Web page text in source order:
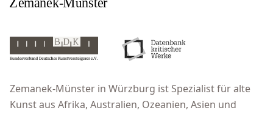
Zemanek-Münster in Würzburg ist Spezialist für alte
Kunst aus Afrika, Australien, Ozeanien, Asien und